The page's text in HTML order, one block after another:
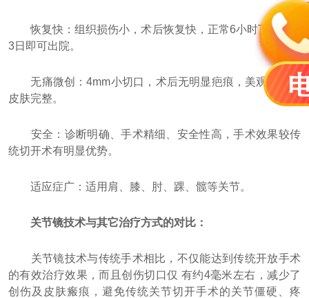
恢复快：组织损伤小，术后恢复快，正常6小时下地，2-
3日即可出院。
无痛微创：4mm小切口，术后无明显疤痕，美观不影响
皮肤完整。
安全：诊断明确、手术精细、安全性高，手术效果较传
统切开术有明显优势。
适应症广：适用肩、膝、肘、踝、髋等关节。
关节镜技术与其它治疗方式的对比：
关节镜技术与传统手术相比，不仅能达到传统开放手术
的有效治疗效果，而且创伤切口仅 有约4毫米左右，减少了
创伤及皮肤瘢痕，避免传统关节切开手术的关节僵硬、疼